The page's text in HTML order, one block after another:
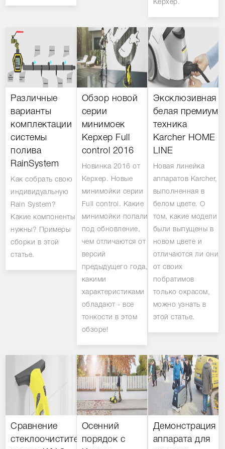
Керхер.
Различные
варианты
комплектации
системы
полива
RainSystem
Как собрать свою
индивидуальную
Rain System?
Какие компоненты
нужны? Примеры
сборки в этой
статье.
Обзор новой
серии
минимоек
Керхер Full
control 2016
Новинка 2016 от
Керхер. Новые
минимойки серии
Full control. Какие
минимойки попали
под обновление,
чем отличаются от
версий
предыдущего года,
какими
характеристиками
обладают - все
тонкости в этом
обзоре!
Эксклюзивная
белая премиум
техника
Karcher HOME
LINE
Новая линейка
аппаратов Karcher,
выполненная в
белом цвете. О
том, какие модели
были выпущены в
новом цвете и
отличаются ли они
от своих
побратимов
только окрасом,
можно узнать в
этой статье.
Сравнение
стеклоочистителей:
Осенний
порядок с
Демонстрация
аппарата для